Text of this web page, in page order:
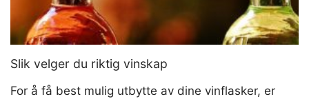
GODT
Slik velger du riktig vinskap
For å få best mulig utbytte av dine vinflasker, er